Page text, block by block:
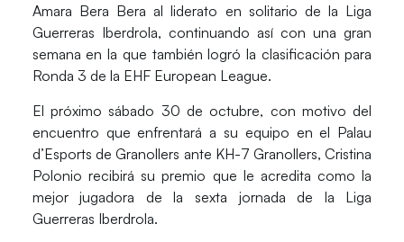
Amara Bera Bera al liderato en solitario de la Liga
Guerreras Iberdrola, continuando así con una gran
semana en la que también logró la clasificación para
Ronda 3 de la EHF European League.
El próximo sábado 30 de octubre, con motivo del
encuentro que enfrentará a su equipo en el Palau
d’Esports de Granollers ante KH-7 Granollers, Cristina
Polonio recibirá su premio que le acredita como la
mejor jugadora de la sexta jornada de la Liga
Guerreras Iberdrola.